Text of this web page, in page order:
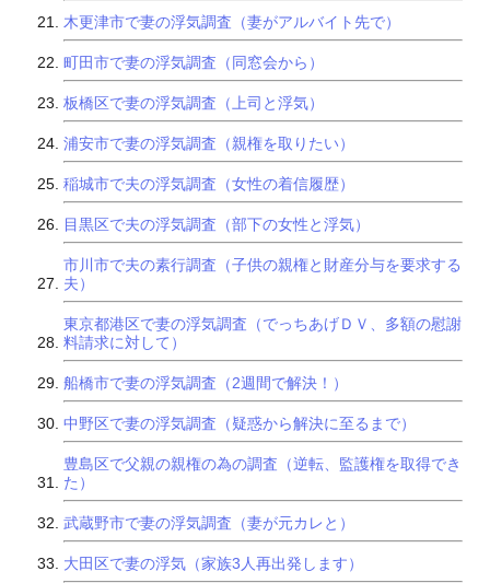
木更津市で妻の浮気調査（妻がアルバイト先で）
町田市で妻の浮気調査（同窓会から）
板橋区で妻の浮気調査（上司と浮気）
浦安市で妻の浮気調査（親権を取りたい）
稲城市で夫の浮気調査（女性の着信履歴）
目黒区で夫の浮気調査（部下の女性と浮気）
市川市で夫の素行調査（子供の親権と財産分与を要求する
夫）
東京都港区で妻の浮気調査（でっちあげＤＶ、多額の慰謝
料請求に対して）
船橋市で妻の浮気調査（2週間で解決！）
中野区で妻の浮気調査（疑惑から解決に至るまで）
豊島区で父親の親権の為の調査（逆転、監護権を取得でき
た）
武蔵野市で妻の浮気調査（妻が元カレと）
大田区で妻の浮気（家族3人再出発します）